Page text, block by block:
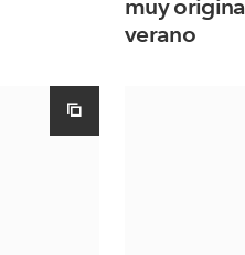
muy
verano